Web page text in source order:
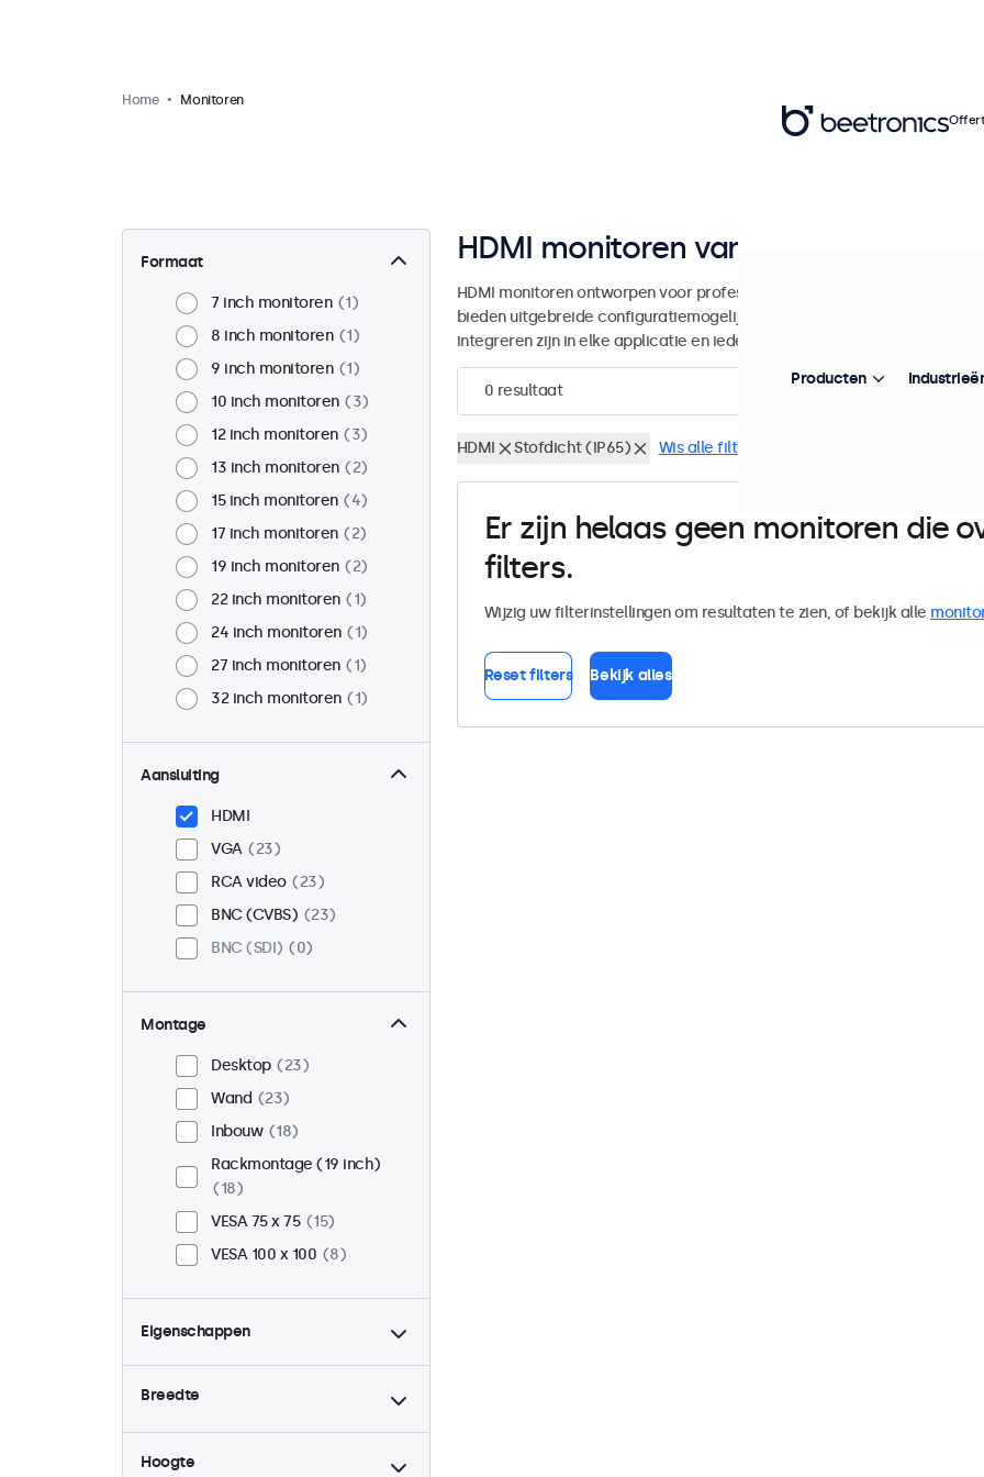
Home Monitoren
Formaat
7 inch monitoren
1
8 inch monitoren
1
9 inch monitoren
1
10 inch monitoren
3
12 inch monitoren
3
13 inch monitoren
2
15 inch monitoren
4
17 inch monitoren
2
19 inch monitoren
2
22 inch monitoren
1
24 inch monitoren
1
27 inch monitoren
1
32 inch monitoren
1
Aansluiting
HDMI
VGA
23
RCA video
23
BNC (CVBS)
23
BNC (SDI)
0
Montage
Desktop
23
Wand
23
Inbouw
18
Rackmontage (19 inch)
18
VESA 75 x 75
15
VESA 100 x 100
8
Eigenschappen
4:3 / 5:4
6
Dimbaar
23
Breedte
Hoogte
HDMI monitoren van 7 tot 32 inch
HDMI monitoren ontworpen voor professionele toepassingen en continu
bieden uitgebreide configuratiemogelijkheden en veelzijdige
integreren zijn in elke applicatie en iedere omgeving.
0 resultaat
HDMI Stofdicht (IP65) Wis alle filters
Er zijn helaas geen monitoren die
filters.
Wijzig uw filterinstellingen om resultaten te zien, of bekijk alle
Reset filters Bekijk alles
Producten